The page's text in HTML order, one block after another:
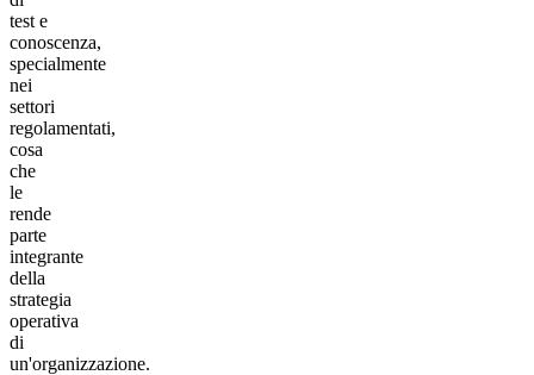
test e
conoscenza,
specialmente
nei
settori
regolamentati,
cosa
che
le
rende
parte
integrante
della
strategia
operativa
di
un'organizzazione.